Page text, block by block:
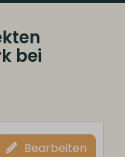
bei
Bearbeiten